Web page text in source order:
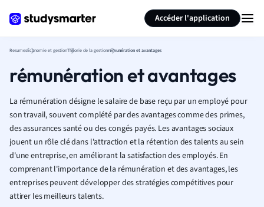
Accéder l'application
ResumesÉconomie et gestionThéorie de la gestionrémunération et avantages
rémunération et avantages
La rémunération désigne le salaire de base reçu par un employé pour
son travail, souvent complété par des avantages comme des primes,
des assurances santé ou des congés payés. Les avantages sociaux
jouent un rôle clé dans l'attraction et la rétention des talents au sein
d'une entreprise, en améliorant la satisfaction des employés. En
comprenant l'importance de la rémunération et des avantages, les
entreprises peuvent développer des stratégies compétitives pour
attirer les meilleurs talents.
Résumer la page